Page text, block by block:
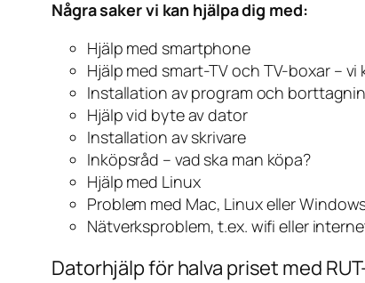
Några saker vi kan hjälpa dig med:
Hjälp med smartphone
Hjälp med smart-TV och TV-boxar –
Installation av program och
Hjälp vid byte av dator
Installation av skrivare
Inköpsråd – vad ska man köpa?
Hjälp med Linux
Problem med Mac, Linux eller
Nätverksproblem, t.ex. wifi eller
Datorhjälp för halva priset med